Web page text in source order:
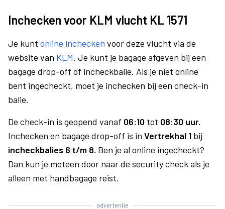
Inchecken voor KLM vlucht KL 1571
Je kunt online inchecken voor deze vlucht via de
website van KLM. Je kunt je bagage afgeven bij een
bagage drop-off of incheckbalie. Als je niet online
bent ingecheckt, moet je inchecken bij een check-in
balie.
De check-in is geopend vanaf 06:10 tot 08:30 uur.
Inchecken en bagage drop-off is in Vertrekhal 1 bij
incheckbalies 6 t/m 8. Ben je al online ingecheckt?
Dan kun je meteen door naar de security check als je
alleen met handbagage reist.
advertentie